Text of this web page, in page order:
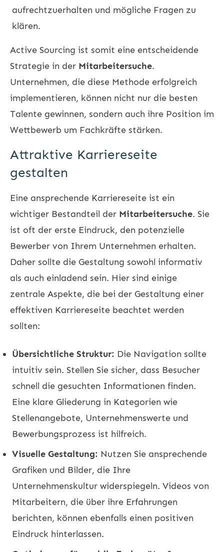
aufrechtzuerhalten und mögliche Fragen zu
klären.
Active Sourcing ist somit eine entscheidende
Strategie in der Mitarbeitersuche.
Unternehmen, die diese Methode erfolgreich
implementieren, können nicht nur die besten
Talente gewinnen, sondern auch ihre Position im
Wettbewerb um Fachkräfte stärken.
Attraktive Karriereseite
gestalten
Eine ansprechende Karriereseite ist ein
wichtiger Bestandteil der Mitarbeitersuche. Sie
ist oft der erste Eindruck, den potenzielle
Bewerber von Ihrem Unternehmen erhalten.
Daher sollte die Gestaltung sowohl informativ
als auch einladend sein. Hier sind einige
zentrale Aspekte, die bei der Gestaltung einer
effektiven Karriereseite beachtet werden
sollten:
Übersichtliche Struktur: Die Navigation sollte
intuitiv sein. Stellen Sie sicher, dass Besucher
schnell die gesuchten Informationen finden.
Eine klare Gliederung in Kategorien wie
Stellenangebote, Unternehmenswerte und
Bewerbungsprozess ist hilfreich.
Visuelle Gestaltung: Nutzen Sie ansprechende
Grafiken und Bilder, die Ihre
Unternehmenskultur widerspiegeln. Videos von
Mitarbeitern, die über ihre Erfahrungen
berichten, können ebenfalls einen positiven
Eindruck hinterlassen.